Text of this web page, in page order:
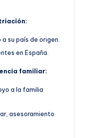
su país de origen.
en España.
familiar:
a la familia
asesoramiento